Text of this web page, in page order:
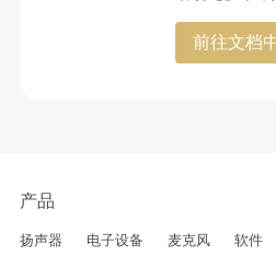
前往文档
产品
扬声器 电子设备 麦克风 软件